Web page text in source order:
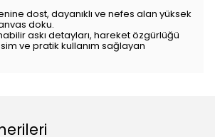
dost, dayanıklı ve nefes alan yüksek
doku.
askı detayları, hareket özgürlüğü
ve pratik kullanım sağlayan